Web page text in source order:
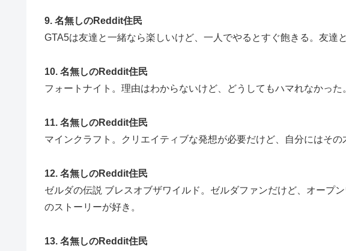
9. 名無しのReddit住民
GTA5は友達と一緒なら楽しいけど、一人でやるとすぐ飽きる。友達
10. 名無しのReddit住民
フォートナイト。理由はわからないけど、どうしてもハマれなかった
11. 名無しのReddit住民
マインクラフト。クリエイティブな発想が必要だけど、自分にはその
12. 名無しのReddit住民
ゼルダの伝説 ブレスオブザワイルド。ゼルダファンだけど、オープ
のストーリーが好き。
13. 名無しのReddit住民